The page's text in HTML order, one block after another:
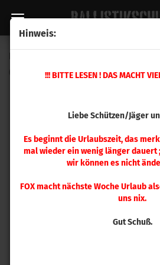
Hinweis:
!!! BITTE LESEN ! DAS MACHT
Liebe Schützen/Jäger
Es beginnt die Urlaubszeit, das
mal wieder ein wenig länger dauert
wir können es nicht
FOX macht nächste Woche Urlaub
uns nix.
Gut Schuß.
390034)